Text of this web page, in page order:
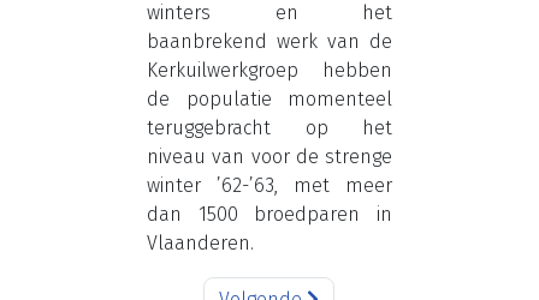
winters en het
baanbrekend werk van de
Kerkuilwerkgroep hebben
de populatie momenteel
teruggebracht op het
niveau van voor de strenge
winter ’62-’63, met meer
dan 1500 broedparen in
Vlaanderen.